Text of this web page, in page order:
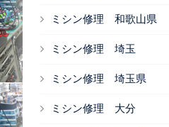
ミシン修理 和歌山県
ミシン修理 埼玉
ミシン修理 埼玉県
ミシン修理 大分